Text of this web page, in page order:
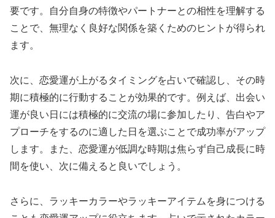
要です。自分自身の特徴やパートナーとの相性を理解する
ことで、無理なく良好な関係を築くためのヒントが得られ
ます。
次に、恋愛運が上がるタイミングを占いで確認し、その時
期に積極的に行動することが効果的です。例えば、出会い
運が良い日には積極的に交流の場に参加したり、告白やア
プローチをするのに適した日を選ぶことで成功率がアップ
します。また、恋愛運が低調な時期は焦らず自己成長に時
間を使い、次に備えると良いでしょう。
さらに、ラッキーカラーやラッキーアイテムを身につける